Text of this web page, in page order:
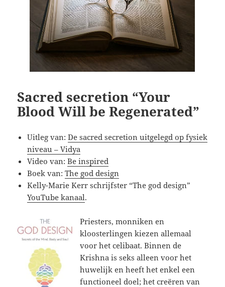
Sacred secretion “Your
Blood Will be Regenerated”
Uitleg van:De sacred secretion uitgelegd op fysiek
niveau – Vidya
Video van:Be inspired
Boek van:The god design
Kelly-Marie Kerr schrijfster “The god design”
YouTube kanaal.
Priesters, monniken en
kloosterlingen kiezen allemaal
voor het celibaat. Binnen de
Krishna is seks alleen voor het
huwelijk en heeft het enkel een
functioneel doel; het creëren van